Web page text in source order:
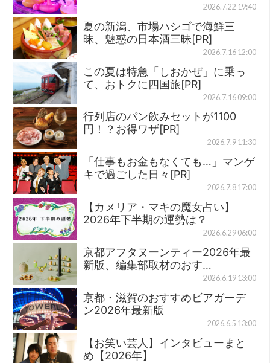
2026.7.22 19:40
夏の新潟、市場ハシゴで海鮮三
昧、魅惑の日本酒三昧[PR]
2026.7.16 12:00
この夏は特急「しおかぜ」に乗っ
て、おトクに四国旅[PR]
2026.7.16 09:00
行列店のパン飲みセットが1100
円！？お得ワザ[PR]
2026.7.9 11:30
「仕事もお金もなくても…」マンゲ
キで過ごした日々[PR]
2026.7.8 17:00
【カメリア・マキの魔女占い】
2026年下半期の運勢は？
2026.6.29 06:00
京都アフタヌーンティー2026年最
新版、編集部取材のおす…
2026.6.19 13:00
京都・滋賀のおすすめビアガーデ
ン2026年最新版
2026.6.5 13:00
【お笑い芸人】インタビューまと
め【2026年】